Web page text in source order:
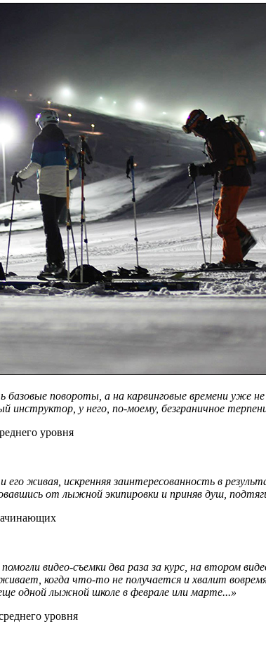
базовые повороты, а на карвинговые времени уже
у него, по-моему, безграничное
уровня
живая, искренняя заинтересованность в
от лыжной экипировки и приняв душ,
помогли видео-съемки два раза за курс, на
когда что-то не получается и хвалит
одной лыжной школе в феврале или марте...»
уровня